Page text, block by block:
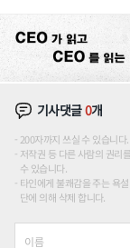
기사댓글0개
200자까지 쓰실 수 있습니
저작권 등 다른 사람의 권리
수 있습니다.
타인에게 불쾌감을 주는 욕
단에 의해 삭제 합니다.